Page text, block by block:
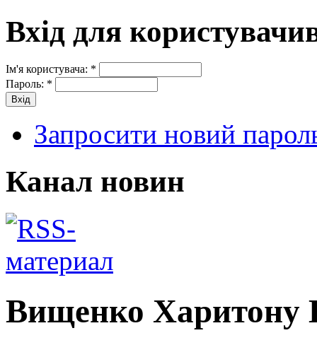
Вхід для
Ім'я користувача: *
Пароль: *
Запросити новий
Канал новин
Вищенко Харитону